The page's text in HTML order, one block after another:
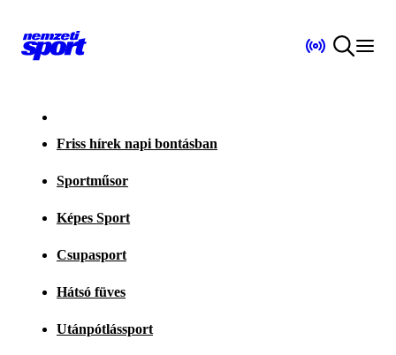
Friss hírek napi bontásban
Sportműsor
Képes Sport
Csupasport
Hátsó füves
Utánpótlássport